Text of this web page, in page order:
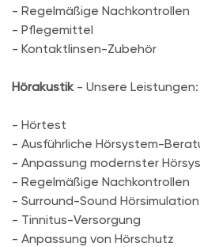
- Regelmäßige Nachkontrollen
- Pflegemittel
- Kontaktlinsen-Zubehör
Hörakustik- Unsere Leistungen:
- Hörtest
- Ausführliche Hörsystem-
- Anpassung modernster
- Regelmäßige Nachkontrollen
- Surround-Sound Hörsimulation
- Tinnitus-Versorgung
- Anpassung von Hörschutz